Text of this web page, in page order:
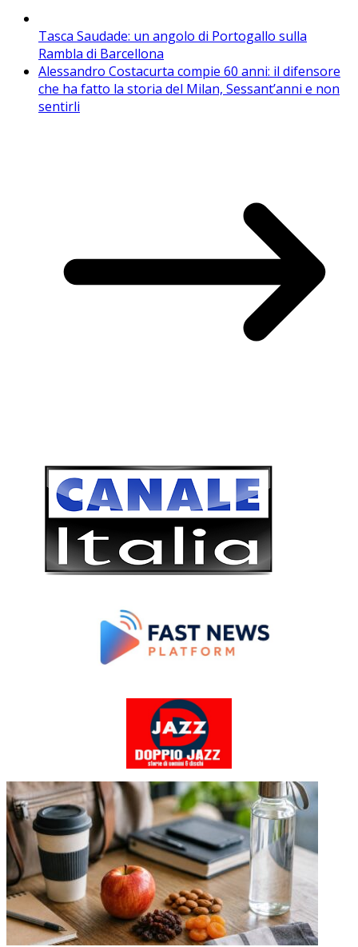
Tasca Saudade: un angolo di Portogallo sulla
Rambla di Barcellona
Alessandro Costacurta compie 60 anni: il difensore
che ha fatto la storia del Milan, Sessant’anni e non
sentirli